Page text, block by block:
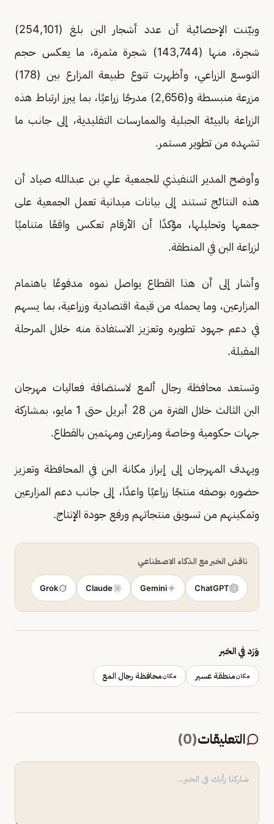
وبيّنت الإحصائية أن عدد أشجار البن بلغ (254,101)
شجرة، منها (143,744) شجرة مثمرة، ما يعكس حجم
التوسع الزراعي، وأظهرت تنوع طبيعة المزارع بين (178)
مزرعة منبسطة و(2,656) مدرجًا زراعيًا، بما يبرز ارتباط هذه
الزراعة بالبيئة الجبلية والممارسات التقليدية، إلى جانب ما
تشهده من تطوير مستمر.
وأوضح المدير التنفيذي للجمعية علي بن عبدالله صياد أن
هذه النتائج تستند إلى بيانات ميدانية تعمل الجمعية على
جمعها وتحليلها، مؤكدًا أن الأرقام تعكس واقعًا متناميًا
لزراعة البن في المنطقة.
وأشار إلى أن هذا القطاع يواصل نموه مدفوعًا باهتمام
المزارعين، وما يحمله من قيمة اقتصادية وزراعية، بما يسهم
في دعم جهود تطويره وتعزيز الاستفادة منه خلال المرحلة
المقبلة.
وتستعد محافظة رجال ألمع لاستضافة فعاليات مهرجان
البن الثالث خلال الفترة من 28 أبريل حتى 1 مايو، بمشاركة
جهات حكومية وخاصة ومزارعين ومهتمين بالقطاع.
ويهدف المهرجان إلى إبراز مكانة البن في المحافظة وتعزيز
حضوره بوصفه منتجًا زراعيًا واعدًا، إلى جانب دعم المزارعين
وتمكينهم من تسويق منتجاتهم ورفع جودة الإنتاج.
ناقش الخبر مع الذكاء الاصطناعي
ChatGPT
Gemini
Claude
Grok
وَرَد في الخبر
مكانمنطقة عسير مكانمحافظة رجال المع
التعليقات(
0
)